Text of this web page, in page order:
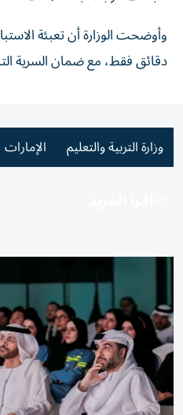
دقائق فقط، مع ضمان السرية
وزارة التربية والتعليم الإمارات